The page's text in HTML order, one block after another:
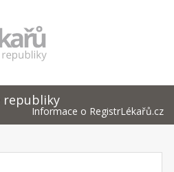
republiky
Informace o RegistrLékařů.cz